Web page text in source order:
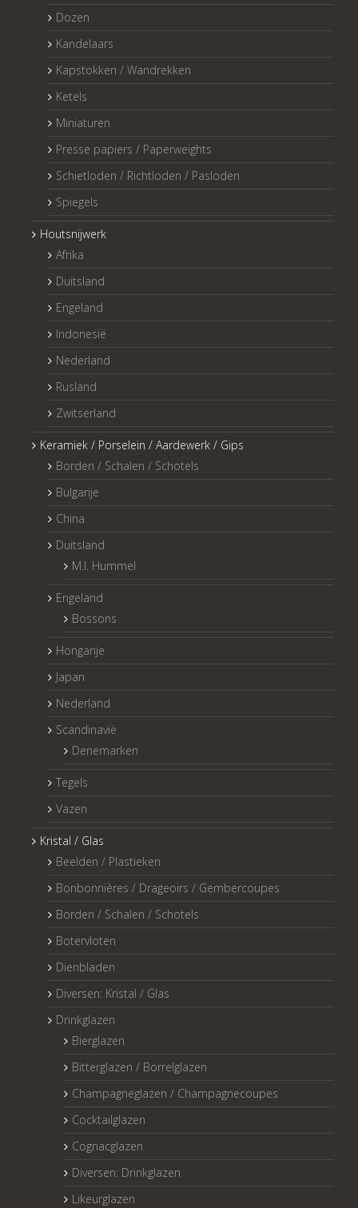
Dozen
Kandelaars
Kapstokken / Wandrekken
Ketels
Miniaturen
Presse papiers / Paperweights
Schietloden / Richtloden / Pasloden
Spiegels
Houtsnijwerk
Afrika
Duitsland
Engeland
Indonesië
Nederland
Rusland
Zwitserland
Keramiek / Porselein / Aardewerk / Gips
Borden / Schalen / Schotels
Bulgarije
China
Duitsland
M.I. Hummel
Engeland
Bossons
Hongarije
Japan
Nederland
Scandinavië
Denemarken
Tegels
Vazen
Kristal / Glas
Beelden / Plastieken
Bonbonnières / Drageoirs / Gembercoupes
Borden / Schalen / Schotels
Botervloten
Dienbladen
Diversen: Kristal / Glas
Drinkglazen
Bierglazen
Bitterglazen / Borrelglazen
Champagneglazen / Champagnecoupes
Cocktailglazen
Cognacglazen
Diversen: Drinkglazen
Likeurglazen